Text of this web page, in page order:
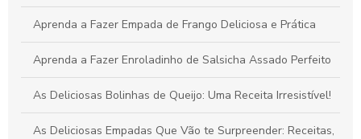
Seu Evento
Descubra as Melhores Receitas de Empada
Descubra as Melhores Receitas de Empadas Recheadas
Aprenda a Fazer Empada de Frango Deliciosa e Prática
Aprenda a Fazer Enroladinho de Salsicha Assado Perfeito
As Deliciosas Bolinhas de Queijo: Uma Receita Irresistível!
As Deliciosas Empadas Que Vão te Surpreender: Receitas,